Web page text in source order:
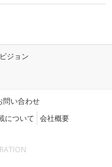
ジョン
問い合わせ
について 会社概要